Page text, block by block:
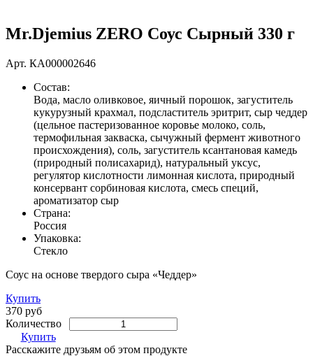
Mr.Djemius ZERO Соус Сырный 330 г
Арт. КА000002646
Состав:
Вода, масло оливковое, яичный порошок, загуститель
кукурузный крахмал, подсластитель эритрит, сыр чеддер
(цельное пастеризованное коровье молоко, соль,
термофильная закваска, сычужный фермент животного
происхождения), соль, загуститель ксантановая камедь
(природный полисахарид), натуральный уксус,
регулятор кислотности лимонная кислота, природный
консервант сорбиновая кислота, смесь специй,
ароматизатор сыр
Страна:
Россия
Упаковка:
Стекло
Соус на основе твердого сыра «Чеддер»
Купить
370 руб
Количество
Купить
Расскажите друзьям об этом продукте